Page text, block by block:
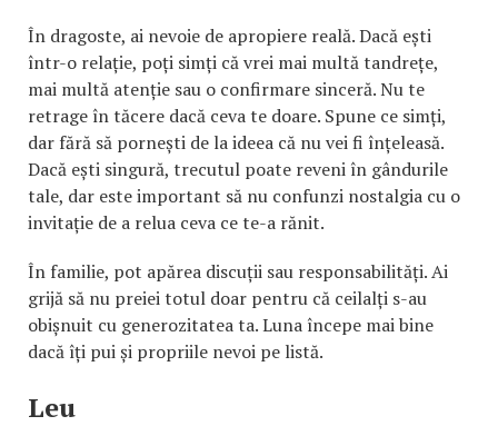
În dragoste, ai nevoie de apropiere reală. Dacă ești
într-o relație, poți simți că vrei mai multă tandrețe,
mai multă atenție sau o confirmare sinceră. Nu te
retrage în tăcere dacă ceva te doare. Spune ce simți,
dar fără să pornești de la ideea că nu vei fi înțeleasă.
Dacă ești singură, trecutul poate reveni în gândurile
tale, dar este important să nu confunzi nostalgia cu o
invitație de a relua ceva ce te-a rănit.
În familie, pot apărea discuții sau responsabilități. Ai
grijă să nu preiei totul doar pentru că ceilalți s-au
obișnuit cu generozitatea ta. Luna începe mai bine
dacă îți pui și propriile nevoi pe listă.
Leu